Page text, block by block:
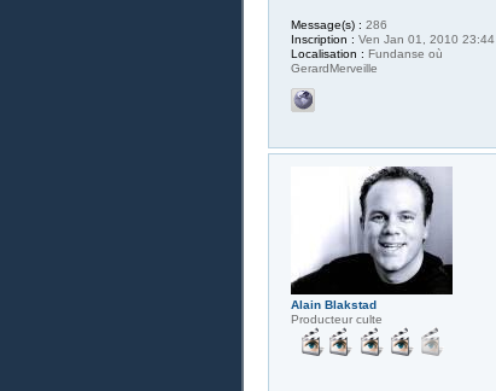
Message(s) : 286
Inscription : Ven Jan 01, 2010 23:44
Localisation : Fundanse où
GerardMerveille
Alain Blakstad
Producteur culte